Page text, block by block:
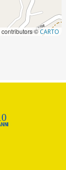
contributors ©CARTO